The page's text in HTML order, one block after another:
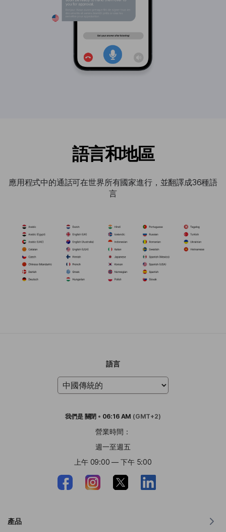
語言和地區
應用程式中的通話可在世界所有國家進行，並翻譯成36種語
言
語言
我們是 關閉 • 06:16 AM (GMT+2)
營業時間：
週一至週五
上午 09:00 — 下午 5:00
產品